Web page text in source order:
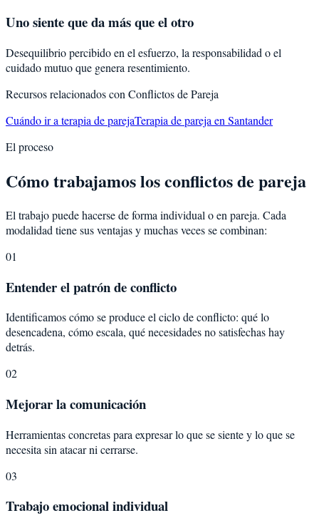
Uno siente que da más que el otro
Desequilibrio percibido en el esfuerzo, la responsabilidad o el
cuidado mutuo que genera resentimiento.
Recursos relacionados con Conflictos de Pareja
Cuándo ir a terapia de parejaTerapia de pareja en Santander
El proceso
Cómo trabajamos los conflictos de pareja
El trabajo puede hacerse de forma individual o en pareja. Cada
modalidad tiene sus ventajas y muchas veces se combinan:
01
Entender el patrón de conflicto
Identificamos cómo se produce el ciclo de conflicto: qué lo
desencadena, cómo escala, qué necesidades no satisfechas hay
detrás.
02
Mejorar la comunicación
Herramientas concretas para expresar lo que se siente y lo que se
necesita sin atacar ni cerrarse.
03
Trabajo emocional individual